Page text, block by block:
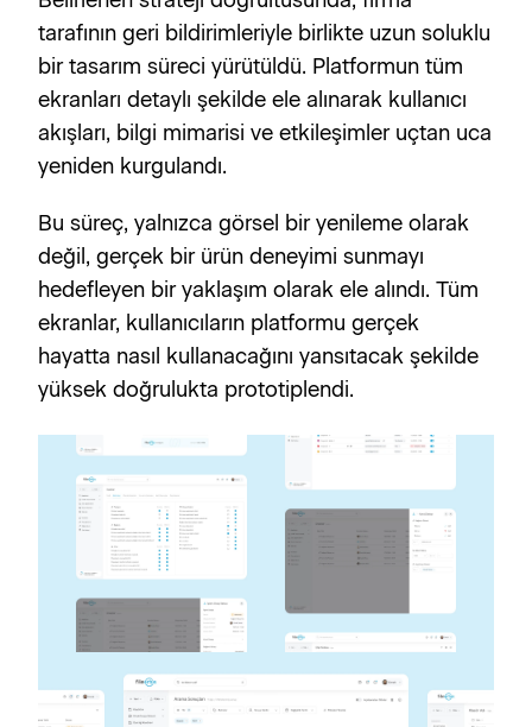
tarafının geri bildirimleriyle birlikte uzun soluklu
bir tasarım süreci yürütüldü. Platformun tüm
ekranları detaylı şekilde ele alınarak kullanıcı
akışları, bilgi mimarisi ve etkileşimler uçtan uca
yeniden kurgulandı.
Bu süreç, yalnızca görsel bir yenileme olarak
değil, gerçek bir ürün deneyimi sunmayı
hedefleyen bir yaklaşım olarak ele alındı. Tüm
ekranlar, kullanıcıların platformu gerçek
hayatta nasıl kullanacağını yansıtacak şekilde
yüksek doğrulukta prototiplendi.